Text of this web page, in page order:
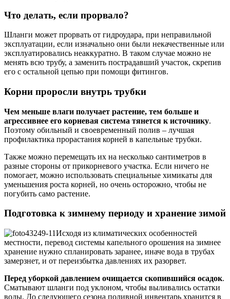
Что делать, если прорвало?
Шланги может прорвать от гидроудара, при неправильной
эксплуатации, если изначально они были некачественные или
эксплуатировались неаккуратно. В таком случае можно не
менять всю трубу, а заменить пострадавший участок, скрепив
его с остальной цепью при помощи фитингов.
Корни проросли внутрь трубки
Чем меньше влаги получает растение, тем больше и
агрессивнее его корневая система тянется к источнику.
Поэтому обильный и своевременный полив – лучшая
профилактика прорастания корней в капельные трубки.
Также можно перемещать их на несколько сантиметров в
разные стороны от прикорневого участка. Если ничего не
помогает, можно использовать специальные химикаты для
уменьшения роста корней, но очень осторожно, чтобы не
погубить само растение.
Подготовка к зимнему периоду и хранение зимой
Исходя из климатических особенностей
местности, перевод системы капельного орошения на зимнее
хранение нужно спланировать заранее, иначе вода в трубах
замерзнет, и от переизбытка давлениях их разорвет.
Перед уборкой давлением очищается скопившийся осадок.
Сматывают шланги под уклоном, чтобы выливались остатки
воды. До следующего сезона поливной инвентарь хранится в